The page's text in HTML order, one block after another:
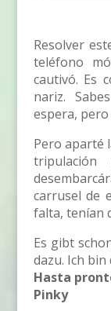
Resolver
teléfono
cautivó. Es
nariz.
espera,
Pero aparté
carrusel de
falta, tenían
Es gibt
dazu. Ich bin
Hasta
Pinky